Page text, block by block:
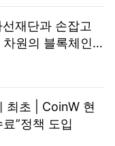
재단과 손잡고
원의 블록체인
최초 | CoinW 현
”정책 도입